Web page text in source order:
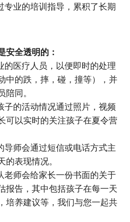
专业的培训指导，累积了长期
安全透明的：
的医疗人员，以便即时的处理
中的跌，摔，碰，撞等），并
陪同。
子的活动情况通过照片，视频
可以实时的关注孩子在夏令营
导师会通过短信或电话方式主
的表现情况。
老师会给家长一份书面的关于
报告，其中包括孩子在每一天
培养建议等，我们与您一起共